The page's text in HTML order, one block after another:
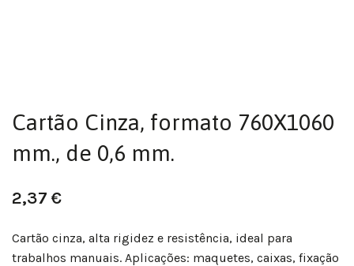
Cartão Cinza, formato 760X1060
mm., de 0,6 mm.
2,37 €
Cartão cinza, alta rigidez e resistência, ideal para
trabalhos manuais. Aplicações: maquetes, caixas, fixação